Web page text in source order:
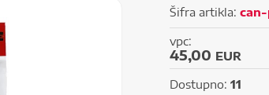
Šifra artikla:
vpc:
45,00 EUR
Dostupno: 11